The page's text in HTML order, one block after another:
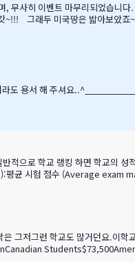
사히 이벤트 마무리되었습니다.
그래두 미국땅은 밟아보았죠
하며...단지 추신수 선수가 뒷 돌
라도 용서 해 주셔요
시험 점수 차이 (School vs.
그저그런 학교도 많거던요.이학